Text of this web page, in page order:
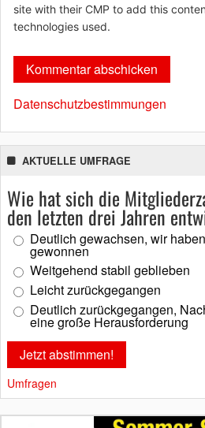
site with their CMP to add this
technologies used.
Datenschutzbestimmungen
AKTUELLE UMFRAGE
Wie hat sich die
den letzten drei Jahren
Deutlich gewachsen, wir
gewonnen
Weitgehend stabil geblieben
Leicht zurückgegangen
Deutlich zurückgegangen,
eine große Herausforderung
Umfragen